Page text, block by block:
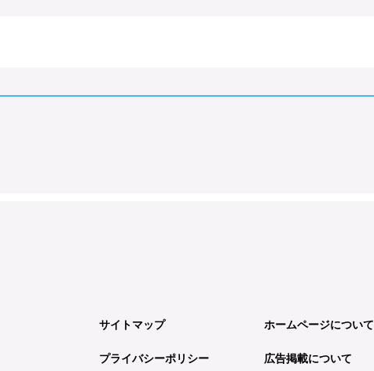
サイトマップ ホームページについて
プライバシーポリシー 広告掲載について